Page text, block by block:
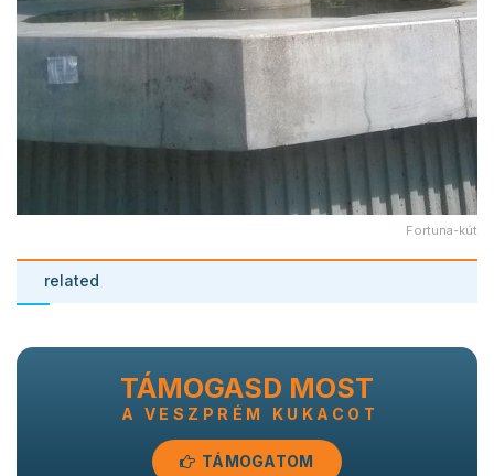
Fortuna-kút
related
TÁMOGASD MOST
A VESZPRÉM KUKACOT
TÁMOGATOM